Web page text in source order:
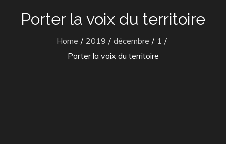
Porter la voix du territoire
Home 2019 décembre
1
Porter la voix du territoire